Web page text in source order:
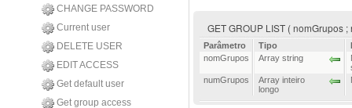
CHANGE PASSWORD
Current user
DELETE USER
EDIT ACCESS
Get default user
Get group access
GET GROUP LIST ( nomGrupos
Parâmetro Tipo
nomGrupos
Array string
numGrupos
Array inteiro
longo